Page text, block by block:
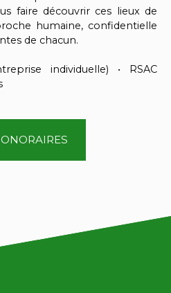
faire découvrir ces lieux de
humaine, confidentielle
de chacun.
individuelle) • RSAC